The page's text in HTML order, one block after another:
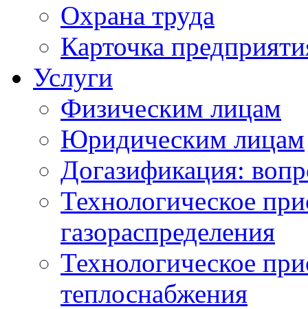
Охрана труда
Карточка
Услуги
Физическим лицам
Юридическим лицам
Догазификация:
Технологическое
газораспределения
Технологическое
теплоснабжения